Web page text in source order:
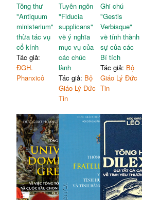
Tông thư
"Antiquum
ministerium"
thừa tác vụ
cổ kính
Tác giả:
ĐGH.
Phanxicô
Tuyên ngôn
"Fiducia
supplicans"
về ý nghĩa
mục vụ của
các chúc
lành
Tác giả: Bộ
Giáo Lý Đức
Tin
Ghi chú
"Gestis
Verbisque"
về tính thành
sự của các
Bí tích
Tác giả: Bộ
Giáo Lý Đức
Tin